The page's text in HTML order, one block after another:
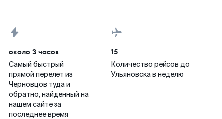
около 3 часов
Самый быстрый
прямой перелет из
Черновцов туда и
обратно, найденный на
нашем сайте за
последнее время
15
Количество рейсов до
Ульяновска в неделю